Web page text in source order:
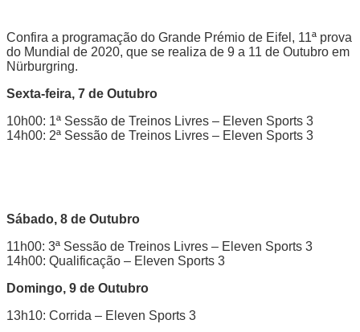
Confira a programação do Grande Prémio de Eifel, 11ª prova
do Mundial de 2020, que se realiza de 9 a 11 de Outubro em
Nürburgring.
Sexta-feira, 7 de Outubro
10h00: 1ª Sessão de Treinos Livres – Eleven Sports 3
14h00: 2ª Sessão de Treinos Livres – Eleven Sports 3
Sábado, 8 de Outubro
11h00: 3ª Sessão de Treinos Livres – Eleven Sports 3
14h00: Qualificação – Eleven Sports 3
Domingo, 9 de Outubro
13h10: Corrida – Eleven Sports 3